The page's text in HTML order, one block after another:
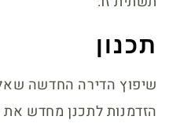
תכנון
שיפוץ הדירה החדשה
הזדמנות לתכנן מחדש